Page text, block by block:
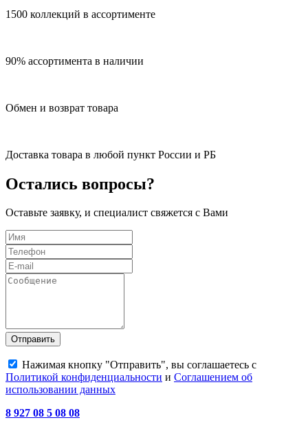
1500 коллекций в ассортименте
90% ассортимента в наличии
Обмен и возврат товара
Доставка товара в любой пункт России и РБ
Остались вопросы?
Оставьте заявку, и специалист свяжется с Вами
Отправить
Нажимая кнопку "Отправить", вы соглашаетесь с
Политикой конфиденциальности и Соглашением об
использовании данных
8 927 08 5 08 08